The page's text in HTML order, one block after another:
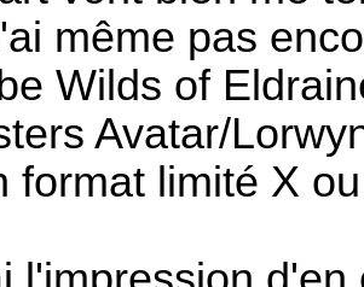
même pas
Wilds of
Avatar/
format limité X